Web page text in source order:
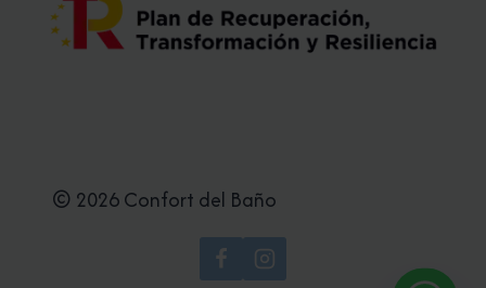
© 2026 Confort del Baño